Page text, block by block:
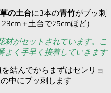
の土台に3本の青竹がブッ刺
＋土台で25cmほど）
材がセットされています。こ
よく手早く接着していきます
結んでからまずはセンリョ
中にブッ刺します